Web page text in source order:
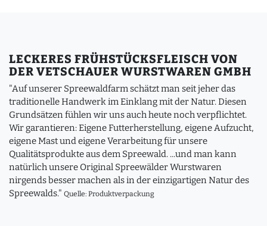
LECKERES FRÜHSTÜCKSFLEISCH VON
DER VETSCHAUER WURSTWAREN GMBH
"Auf unserer Spreewaldfarm schätzt man seit jeher das
traditionelle Handwerk im Einklang mit der Natur. Diesen
Grundsätzen fühlen wir uns auch heute noch verpflichtet.
Wir garantieren: Eigene Futterherstellung, eigene Aufzucht,
eigene Mast und eigene Verarbeitung für unsere
Qualitätsprodukte aus dem Spreewald. ...und man kann
natürlich unsere Original Spreewälder Wurstwaren
nirgends besser machen als in der einzigartigen Natur des
Spreewalds." Quelle: Produktverpackung